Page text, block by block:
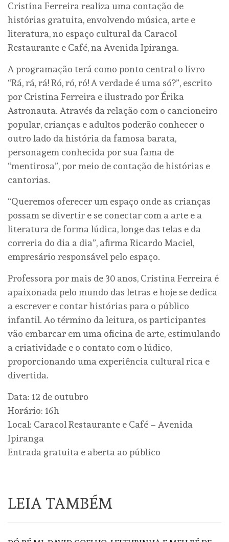
Cristina Ferreira realiza uma contação de
histórias gratuita, envolvendo música, arte e
literatura, no espaço cultural da Caracol
Restaurante e Café, na Avenida Ipiranga.
A programação terá como ponto central o livro
“Rá, rá, rá! Ró, ró, ró! A verdade é uma só?”, escrito
por Cristina Ferreira e ilustrado por Érika
Astronauta. Através da relação com o cancioneiro
popular, crianças e adultos poderão conhecer o
outro lado da história da famosa barata,
personagem conhecida por sua fama de
“mentirosa”, por meio de contação de histórias e
cantorias.
“Queremos oferecer um espaço onde as crianças
possam se divertir e se conectar com a arte e a
literatura de forma lúdica, longe das telas e da
correria do dia a dia”, afirma Ricardo Maciel,
empresário responsável pelo espaço.
Professora por mais de 30 anos, Cristina Ferreira é
apaixonada pelo mundo das letras e hoje se dedica
a escrever e contar histórias para o público
infantil. Ao término da leitura, os participantes
vão embarcar em uma oficina de arte, estimulando
a criatividade e o contato com o lúdico,
proporcionando uma experiência cultural rica e
divertida.
Data: 12 de outubro
Horário: 16h
Local: Caracol Restaurante e Café – Avenida
Ipiranga
Entrada gratuita e aberta ao público
LEIA TAMBÉM